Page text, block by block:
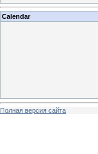
Calendar
Полная версия сайта